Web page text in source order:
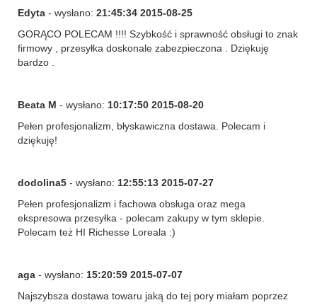
Edyta - wysłano: 21:45:34 2015-08-25
GORĄCO POLECAM !!!! Szybkość i sprawność obsługi to znak
firmowy , przesyłka doskonale zabezpieczona . Dziękuję
bardzo .
Beata M - wysłano: 10:17:50 2015-08-20
Pełen profesjonalizm, błyskawiczna dostawa. Polecam i
dziękuję!
dodolina5 - wysłano: 12:55:13 2015-07-27
Pełen profesjonalizm i fachowa obsługa oraz mega
ekspresowa przesyłka - polecam zakupy w tym sklepie.
Polecam też HI Richesse Loreala :)
aga - wysłano: 15:20:59 2015-07-07
Najszybsza dostawa towaru jaką do tej pory miałam poprzez